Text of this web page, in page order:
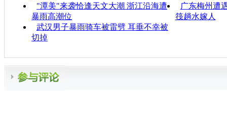
"潭美"来袭恰逢天文大潮 浙江沿海遭
暴雨高潮位
广东梅州遭
筏趟水嫁人
武汉男子暴雨骑车被雷劈 耳垂不幸被
切掉